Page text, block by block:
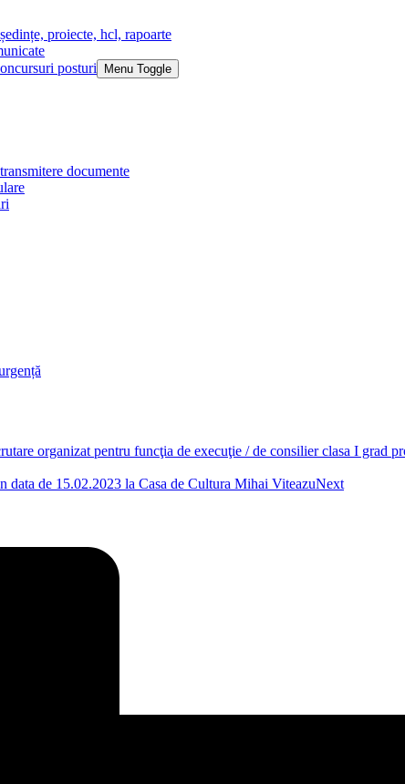
proiecte, hcl, rapoarte
posturi Menu Toggle
documente
organizat pentru funcţia de execuţie / de consilier clasa I grad
data de 15.02.2023 la Casa de Cultura Mihai ViteazuNext